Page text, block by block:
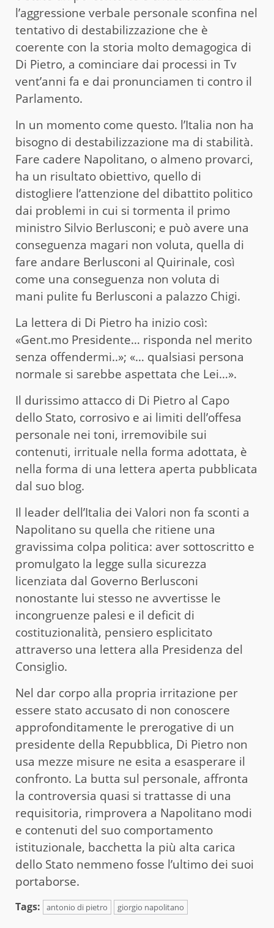
l’aggressione verbale personale sconfina nel
tentativo di destabilizzazione che è
coerente con la storia molto demagogica di
Di Pietro, a cominciare dai processi in Tv
vent’anni fa e dai pronunciamen ti contro il
Parlamento.
In un momento come questo. l’Italia non ha
bisogno di destabilizzazione ma di stabilità.
Fare cadere Napolitano, o almeno provarci,
ha un risultato obiettivo, quello di
distogliere l’attenzione del dibattito politico
dai problemi in cui si tormenta il primo
ministro Silvio Berlusconi; e può avere una
conseguenza magari non voluta, quella di
fare andare Berlusconi al Quirinale, così
come una conseguenza non voluta di
mani pulite fu Berlusconi a palazzo Chigi.
La lettera di Di Pietro ha inizio così:
«Gent.mo Presidente… risponda nel merito
senza offendermi..»; «… qualsiasi persona
normale si sarebbe aspettata che Lei…».
Il durissimo attacco di Di Pietro al Capo
dello Stato, corrosivo e ai limiti dell’offesa
personale nei toni, irremovibile sui
contenuti, irrituale nella forma adottata, è
nella forma di una lettera aperta pubblicata
dal suo blog.
Il leader dell’Italia dei Valori non fa sconti a
Napolitano su quella che ritiene una
gravissima colpa politica: aver sottoscritto e
promulgato la legge sulla sicurezza
licenziata dal Governo Berlusconi
nonostante lui stesso ne avvertisse le
incongruenze palesi e il deficit di
costituzionalità, pensiero esplicitato
attraverso una lettera alla Presidenza del
Consiglio.
Nel dar corpo alla propria irritazione per
essere stato accusato di non conoscere
approfonditamente le prerogative di un
presidente della Repubblica, Di Pietro non
usa mezze misure ne esita a esasperare il
confronto. La butta sul personale, affronta
la controversia quasi si trattasse di una
requisitoria, rimprovera a Napolitano modi
e contenuti del suo comportamento
istituzionale, bacchetta la più alta carica
dello Stato nemmeno fosse l’ultimo dei suoi
portaborse.
Tags: antonio di pietro giorgio napolitano